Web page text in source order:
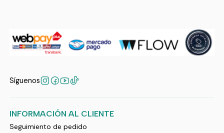
Síguenos
INFORMACIÓN AL CLIENTE
Seguimiento de pedido